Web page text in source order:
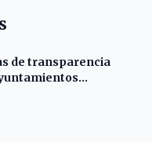
de transparencia